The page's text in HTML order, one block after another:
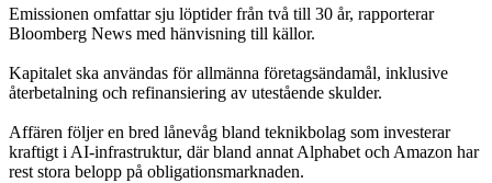
Emissionen omfattar sju löptider från två till 30 år, rapporterar
Bloomberg News med hänvisning till källor.
Kapitalet ska användas för allmänna företagsändamål, inklusive
återbetalning och refinansiering av utestående skulder.
Affären följer en bred lånevåg bland teknikbolag som investerar
kraftigt i AI-infrastruktur, där bland annat Alphabet och Amazon har
rest stora belopp på obligationsmarknaden.